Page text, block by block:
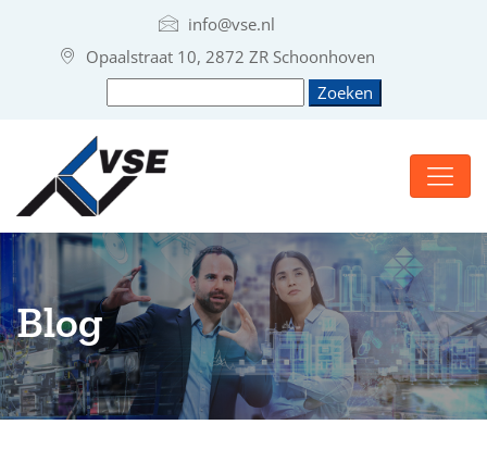
info@vse.nl
Opaalstraat 10, 2872 ZR Schoonhoven
Blog